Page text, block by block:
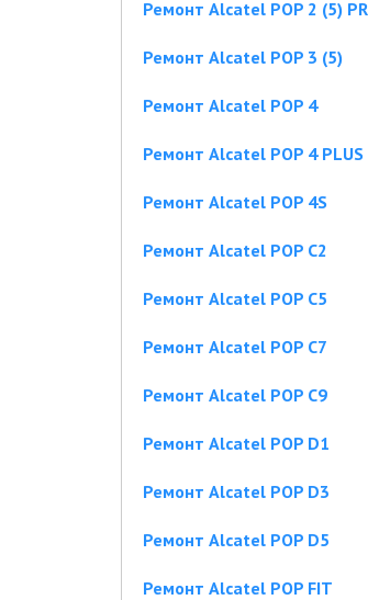
Ремонт Alcatel POP 2 (5)
Ремонт Alcatel POP 3 (5)
Ремонт Alcatel POP 4
Ремонт Alcatel POP 4 PLUS
Ремонт Alcatel POP 4S
Ремонт Alcatel POP C2
Ремонт Alcatel POP C5
Ремонт Alcatel POP C7
Ремонт Alcatel POP C9
Ремонт Alcatel POP D1
Ремонт Alcatel POP D3
Ремонт Alcatel POP D5
Ремонт Alcatel POP FIT